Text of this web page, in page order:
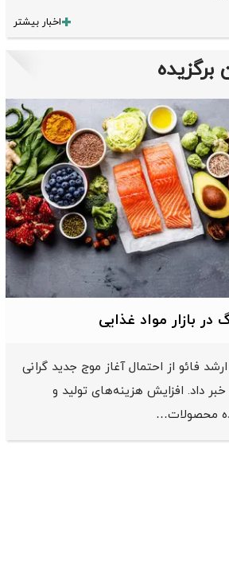
اخبار بیشتر
برگزیده
بازار مواد غذایی
فائو از احتمال آغاز موج جدید گرانی
خبر داد. افزایش هزینه‌های تولید و
محصولات…